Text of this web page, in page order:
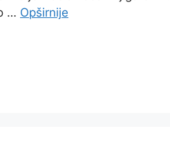
… Opširnije